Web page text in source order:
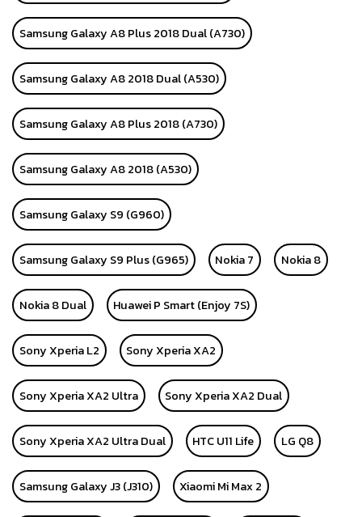
Samsung Galaxy A8 Plus 2018 Dual (A730)
Samsung Galaxy A8 2018 Dual (A530)
Samsung Galaxy A8 Plus 2018 (A730)
Samsung Galaxy A8 2018 (A530)
Samsung Galaxy S9 (G960)
Samsung Galaxy S9 Plus (G965) Nokia 7 Nokia 8
Nokia 8 Dual Huawei P Smart (Enjoy 7S)
Sony Xperia L2 Sony Xperia XA2
Sony Xperia XA2 Ultra Sony Xperia XA2 Dual
Sony Xperia XA2 Ultra Dual HTC U11 Life LG Q8
Samsung Galaxy J3 (J310) Xiaomi Mi Max 2